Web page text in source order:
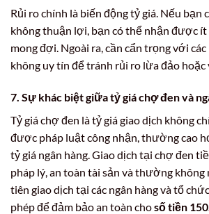
Rủi ro chính là biến động tỷ giá. Nếu bạn
không thuận lợi, bạn có thể nhận được
mong đợi. Ngoài ra, cần cẩn trọng với
không uy tín để tránh rủi ro lừa đảo hoặc
7. Sự khác biệt giữa tỷ giá chợ đen và
Tỷ giá chợ đen là tỷ giá giao dịch không
được pháp luật công nhận, thường cao
tỷ giá ngân hàng. Giao dịch tại chợ đen
pháp lý, an toàn tài sản và thường không
tiên giao dịch tại các ngân hàng và tổ
phép để đảm bảo an toàn chosố tiền